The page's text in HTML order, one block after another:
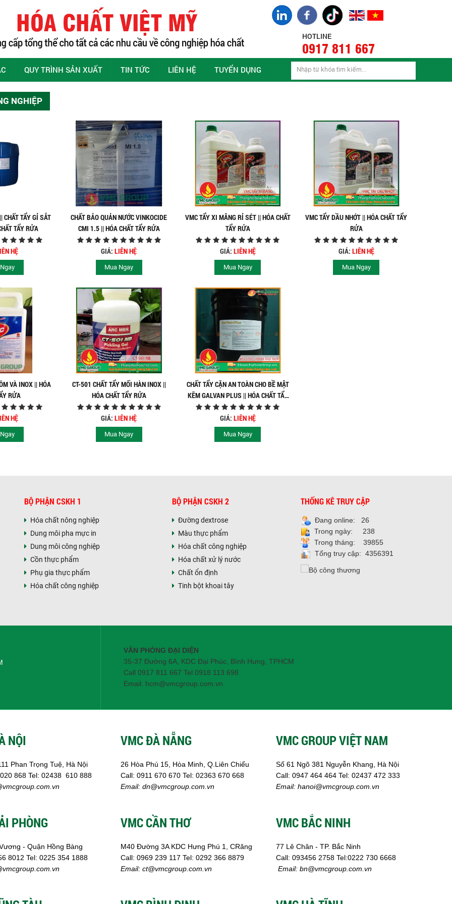
HOTLINE
0917 811 667
QUY TRÌNH SẢN XUẤT TIN TỨC LIÊN HỆ TUYỂN DỤNG
NGHIỆP
CHẤT TẨY GỈ SẮT
TẨY RỬA
HỆ
CHẤT BẢO QUẢN NƯỚC VINKOCIDE
CMI 1.5 || HÓA CHẤT TẨY RỬA
GIÁ:LIÊN HỆ
Mua Ngay
VMC TẨY XI MĂNG RỈ SÉT || HÓA CHẤT
TẨY RỬA
GIÁ: LIÊN HỆ
Mua Ngay
VMC TẨY DẦU NHỚT || HÓA CHẤT TẨY
RỬA
GIÁ: LIÊN HỆ
Mua Ngay
VÀ INOX || HÓA
RỬA
HỆ
CT-501 CHẤT TẨY MỐI HÀN INOX ||
HÓA CHẤT TẨY RỬA
GIÁ:LIÊN HỆ
Mua Ngay
CHẤT TẨY CẶN AN TOÀN CHO BỀ MẶT
KẼM GALVAN PLUS || HÓA CHẤT TẨY
RỬA
GIÁ: LIÊN HỆ
Mua Ngay
BỘ PHẬN CSKH 1
Hóa chất nông nghiệp
Dung môi pha mực in
Dung môi công nghiệp
Cồn thực phẩm
Phụ gia thực phẩm
Hóa chất công nghiệp
BỘ PHẬN CSKH 2
Đường dextrose
Màu thực phẩm
Hóa chất công nghiệp
Hóa chất xử lý nước
Chất ổn định
Tinh bột khoai tây
THỐNG KÊ TRUY CẬP
Đang online: 26
Trong ngày: 238
Trong tháng: 39855
Tổng truy cập: 4356391
VĂN PHÒNG ĐẠI DIỆN
35-37 Đường 6A, KDC Đại Phúc, Bình Hưng, TPHCM
Call 0917 811 667 Tel 0918 113 698
Email: hcm@vmcgroup.com.vn
NỘI
Phan Trọng Tuệ, Hà Nội
868 Tel: 02438 610 888
VMC ĐÀ NẴNG
26 Hòa Phú 15, Hòa Minh, Q.Liên Chiểu
Call: 0911 670 670 Tel: 02363 670 668
Email: dn@vmcgroup.com.vn
VMC GROUP VIỆT NAM
Số 61 Ngõ 381 Nguyễn Khang, Hà Nội
Call: 0947 464 464Tel: 02437 472 333
Email: hanoi@vmcgroup.com.vn
PHÒNG
- Quận Hồng Bàng
8012 Tel: 0225 354 1888
VMC CẦN THƠ
M40 Đường 3A KDC Hưng Phú 1, CRăng
Call: 0969 239 117 Tel: 0292 366 8879
Email: ct@vmcgroup.com.vn
VMC BẮC NINH
77 Lê Chân - TP. Bắc Ninh
Call: 093456 2758 Tel:0222 730 6668
Email: bn@vmcgroup.com.vn